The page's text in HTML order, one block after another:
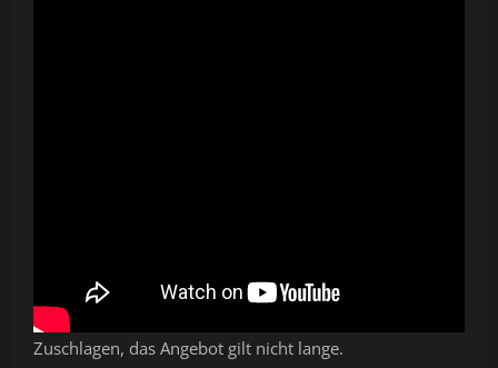
Zuschlagen, das Angebot gilt nicht lange.